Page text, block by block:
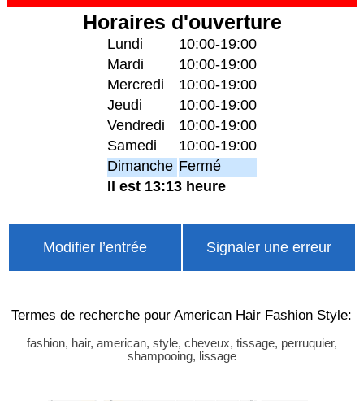
Horaires d'ouverture
Lundi
10:00-19:00
Mardi
10:00-19:00
Mercredi
10:00-19:00
Jeudi
10:00-19:00
Vendredi
10:00-19:00
Samedi
10:00-19:00
Dimanche Fermé
Il est 13:13 heure
Modifier l’entrée Signaler une erreur
Termes de recherche pour American Hair Fashion Style:
fashion, hair, american, style, cheveux, tissage, perruquier,
shampooing, lissage